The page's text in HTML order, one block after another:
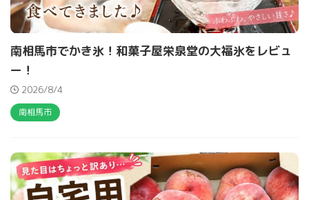
南相馬市でかき氷！和菓子屋栄泉堂の大福氷をレビュ
ー！
2026/8/4
南相馬市